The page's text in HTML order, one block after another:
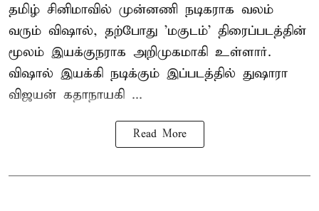
தமிழ் சினிமாவில் முன்னணி நடிகராக வலம்
வரும் விஷால், தற்போது 'மகுடம்' திரைப்படத்தின்
மூலம் இயக்குநராக அறிமுகமாகி உள்ளார்.
விஷால் இயக்கி நடிக்கும் இப்படத்தில் துஷாரா
விஜயன் கதாநாயகி ...
Read More